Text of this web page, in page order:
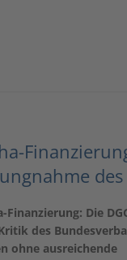
des
Die
des
ohne ausreichende